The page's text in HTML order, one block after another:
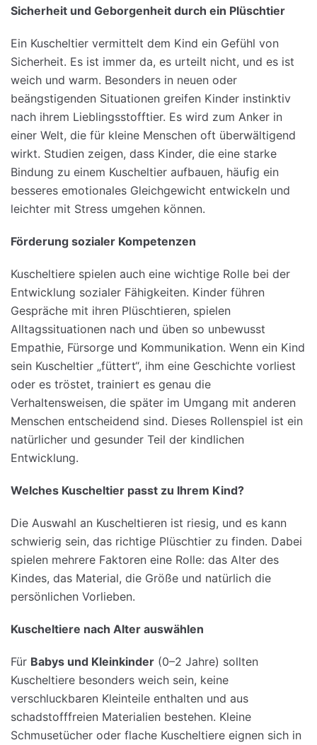
Sicherheit und Geborgenheit durch ein Plüschtier
Ein Kuscheltier vermittelt dem Kind ein Gefühl von
Sicherheit. Es ist immer da, es urteilt nicht, und es ist
weich und warm. Besonders in neuen oder
beängstigenden Situationen greifen Kinder instinktiv
nach ihrem Lieblingsstofftier. Es wird zum Anker in
einer Welt, die für kleine Menschen oft überwältigend
wirkt. Studien zeigen, dass Kinder, die eine starke
Bindung zu einem Kuscheltier aufbauen, häufig ein
besseres emotionales Gleichgewicht entwickeln und
leichter mit Stress umgehen können.
Förderung sozialer Kompetenzen
Kuscheltiere spielen auch eine wichtige Rolle bei der
Entwicklung sozialer Fähigkeiten. Kinder führen
Gespräche mit ihren Plüschtieren, spielen
Alltagssituationen nach und üben so unbewusst
Empathie, Fürsorge und Kommunikation. Wenn ein Kind
sein Kuscheltier „füttert“, ihm eine Geschichte vorliest
oder es tröstet, trainiert es genau die
Verhaltensweisen, die später im Umgang mit anderen
Menschen entscheidend sind. Dieses Rollenspiel ist ein
natürlicher und gesunder Teil der kindlichen
Entwicklung.
Welches Kuscheltier passt zu Ihrem Kind?
Die Auswahl an Kuscheltieren ist riesig, und es kann
schwierig sein, das richtige Plüschtier zu finden. Dabei
spielen mehrere Faktoren eine Rolle: das Alter des
Kindes, das Material, die Größe und natürlich die
persönlichen Vorlieben.
Kuscheltiere nach Alter auswählen
Für Babys und Kleinkinder (0–2 Jahre) sollten
Kuscheltiere besonders weich sein, keine
verschluckbaren Kleinteile enthalten und aus
schadstofffreien Materialien bestehen. Kleine
Schmusetücher oder flache Kuscheltiere eignen sich in